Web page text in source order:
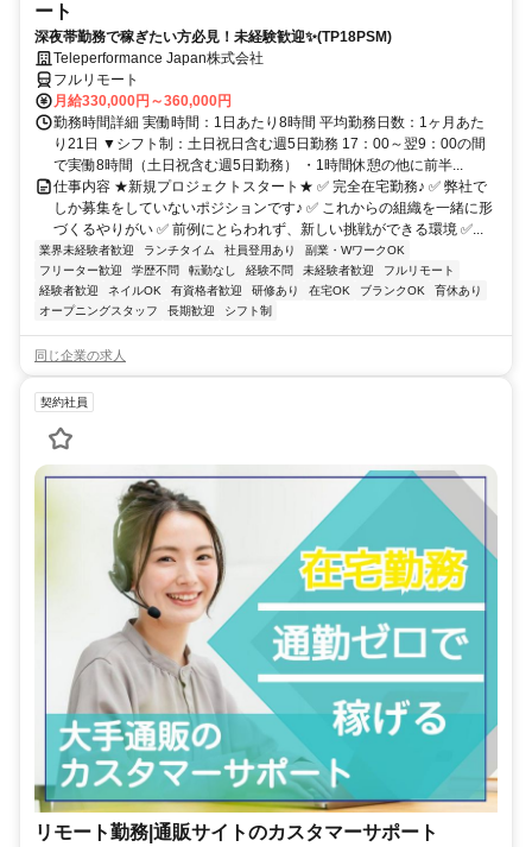
ート
深夜帯勤務で稼ぎたい方必見！未経験歓迎✨(TP18PSM)
Teleperformance Japan株式会社
フルリモート
月給330,000円～360,000円
勤務時間詳細 実働時間：1日あたり8時間 平均勤務日数：1ヶ月あた
り21日 ▼シフト制：土日祝日含む週5日勤務 17：00～翌9：00の間
で実働8時間（土日祝含む週5日勤務） ・1時間休憩の他に前半...
仕事内容 ★新規プロジェクトスタート★ ✅ 完全在宅勤務♪ ✅ 弊社で
しか募集をしていないポジションです♪ ✅ これからの組織を一緒に形
づくるやりがい ✅ 前例にとらわれず、新しい挑戦ができる環境 ✅...
業界未経験者歓迎 ランチタイム 社員登用あり
副業・WワークOK
フリーター歓迎
学歴不問 転勤なし 経験不問 未経験者歓迎
フルリモート
経験者歓迎
ネイルOK 有資格者歓迎 研修あり 在宅OK ブランクOK
育休あり
オープニングスタッフ
長期歓迎 シフト制
同じ企業の求人
契約社員
リモート勤務|通販サイトのカスタマーサポート